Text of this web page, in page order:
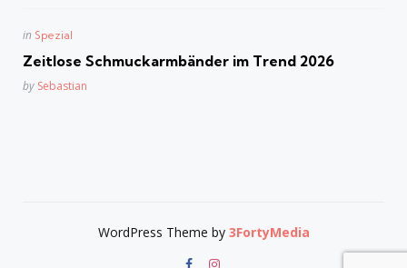
Posted
in Spezial
Zeitlose Schmuckarmbänder im Trend 2026
Posted
by Sebastian
WordPress Theme by 3FortyMedia